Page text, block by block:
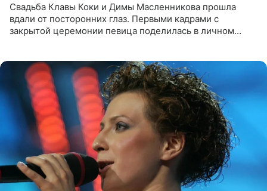
Свадьба Клавы Коки и Димы Масленникова прошла
вдали от посторонних глаз. Первыми кадрами с
закрытой церемонии певица поделилась в личном